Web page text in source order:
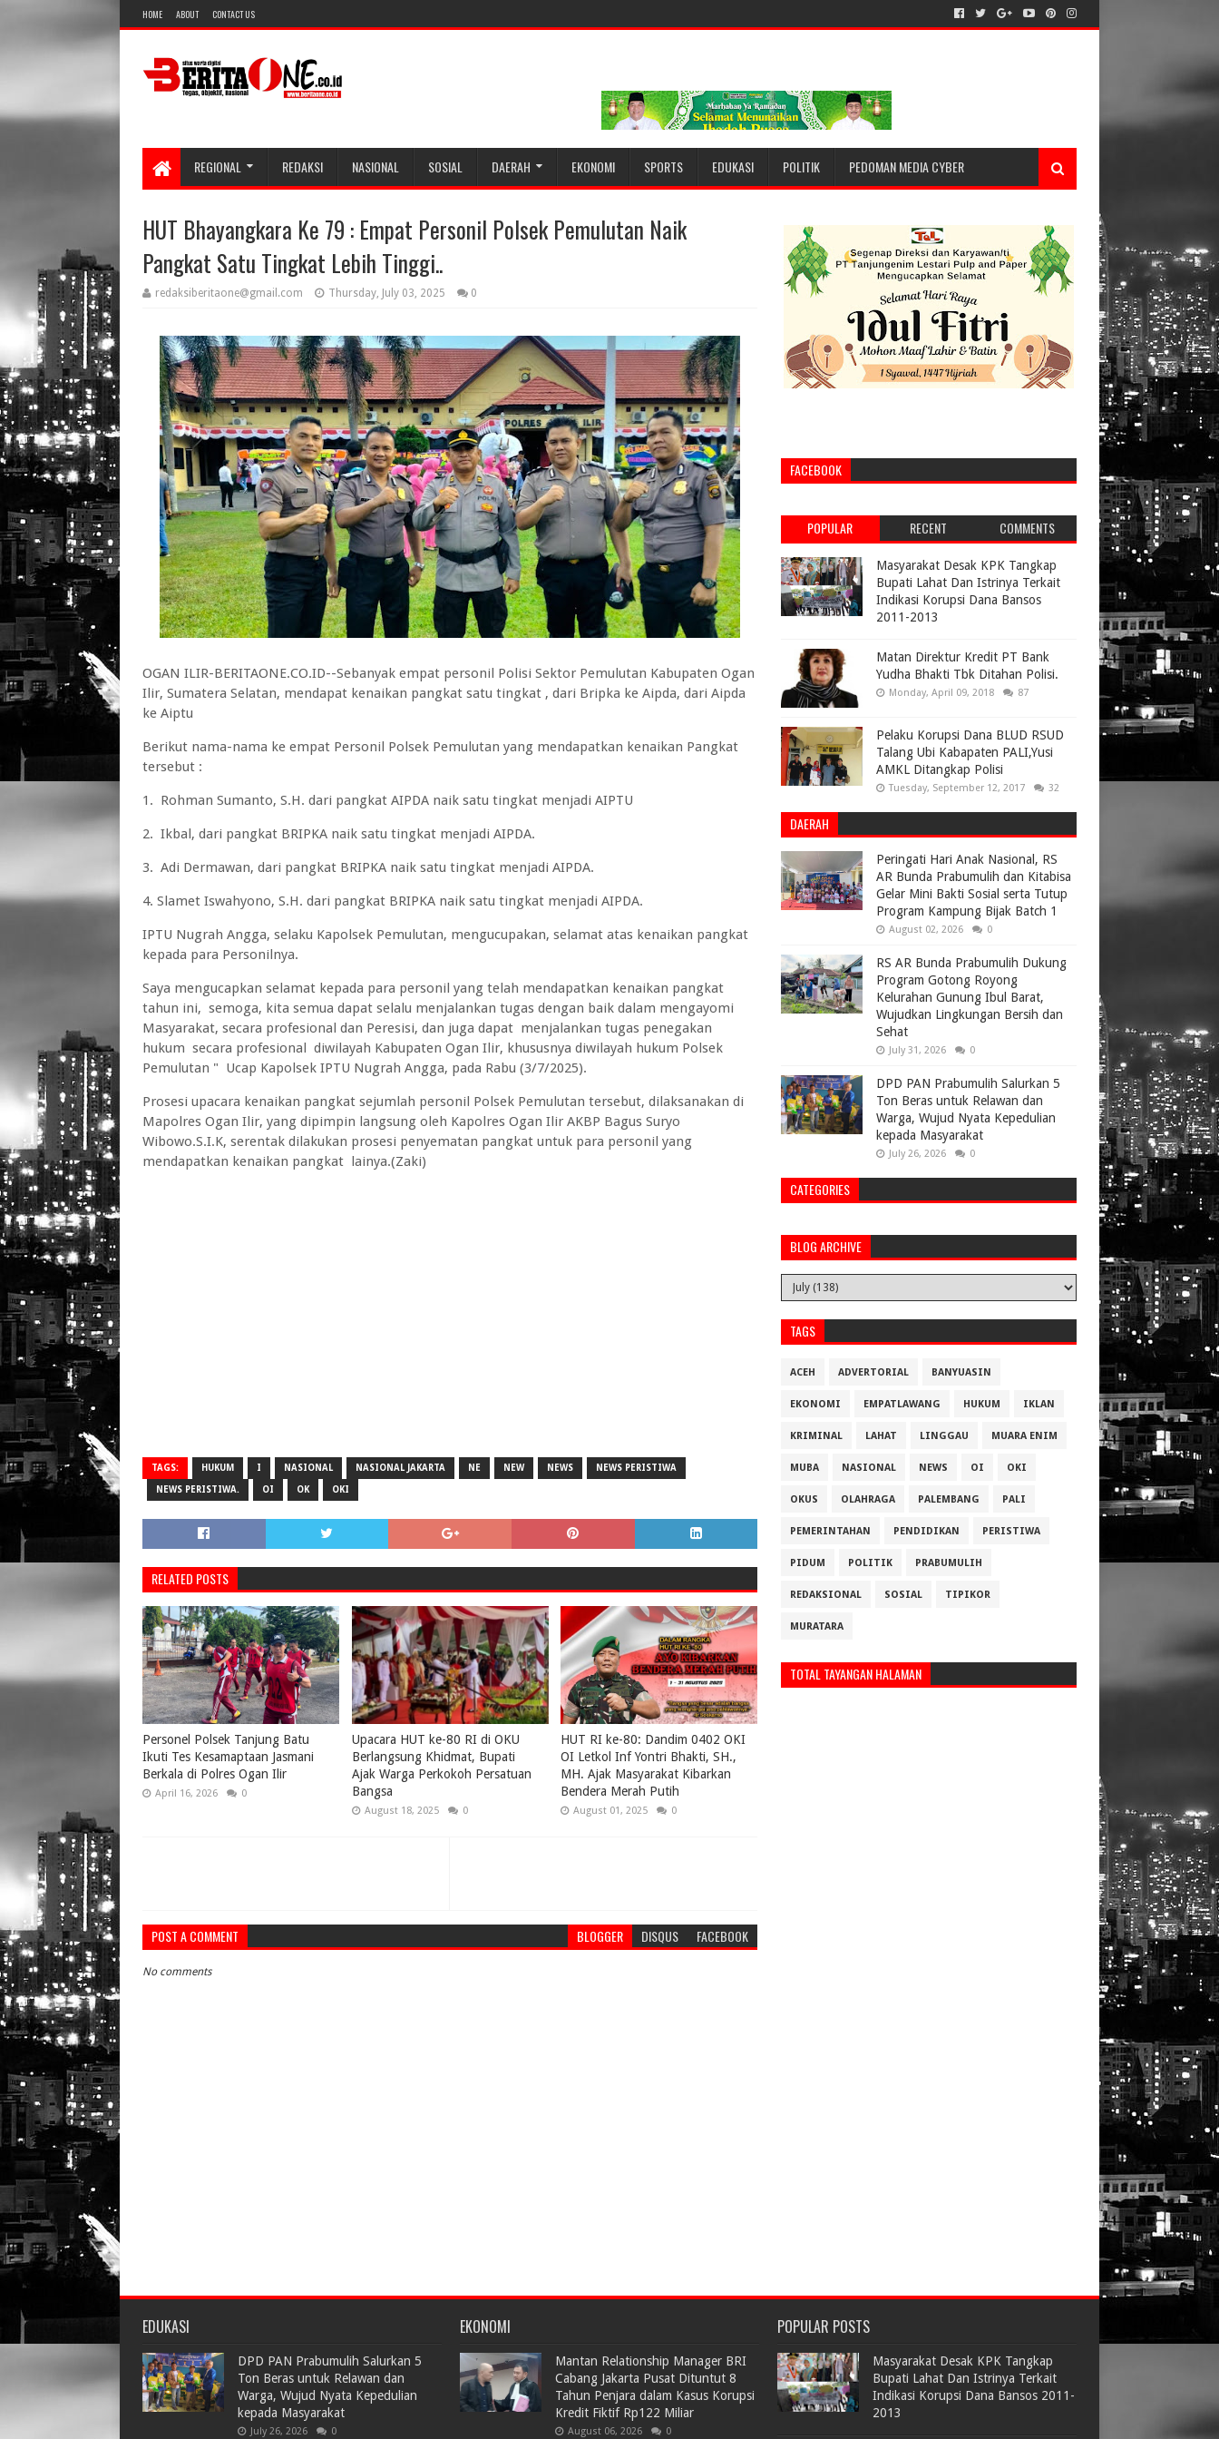
HOME ABOUT CONTACT US
REGIONAL REDAKSI NASIONAL SOSIAL DAERAH EKONOMI SPORTS EDUKASI POLITIK PEDOMAN MEDIA CYBER
HUT Bhayangkara Ke 79 : Empat Personil Polsek Pemulutan Naik
Pangkat Satu Tingkat Lebih Tinggi..
redaksiberitaone@gmail.com Thursday, July 03, 2025 0
OGAN ILIR-BERITAONE.CO.ID--Sebanyak empat personil Polisi Sektor Pemulutan Kabupaten Ogan
Ilir, Sumatera Selatan, mendapat kenaikan pangkat satu tingkat , dari Bripka ke Aipda, dari Aipda
ke Aiptu
Berikut nama-nama ke empat Personil Polsek Pemulutan yang mendapatkan kenaikan Pangkat
tersebut :
1. Rohman Sumanto, S.H. dari pangkat AIPDA naik satu tingkat menjadi AIPTU
2. Ikbal, dari pangkat BRIPKA naik satu tingkat menjadi AIPDA.
3. Adi Dermawan, dari pangkat BRIPKA naik satu tingkat menjadi AIPDA.
4. Slamet Iswahyono, S.H. dari pangkat BRIPKA naik satu tingkat menjadi AIPDA.
IPTU Nugrah Angga, selaku Kapolsek Pemulutan, mengucupakan, selamat atas kenaikan pangkat
kepada para Personilnya.
Saya mengucapkan selamat kepada para personil yang telah mendapatkan kenaikan pangkat
tahun ini, semoga, kita semua dapat selalu menjalankan tugas dengan baik dalam mengayomi
Masyarakat, secara profesional dan Peresisi, dan juga dapat menjalankan tugas penegakan
hukum secara profesional diwilayah Kabupaten Ogan Ilir, khususnya diwilayah hukum Polsek
Pemulutan " Ucap Kapolsek IPTU Nugrah Angga, pada Rabu (3/7/2025).
Prosesi upacara kenaikan pangkat sejumlah personil Polsek Pemulutan tersebut, dilaksanakan di
Mapolres Ogan Ilir, yang dipimpin langsung oleh Kapolres Ogan Ilir AKBP Bagus Suryo
Wibowo.S.I.K, serentak dilakukan prosesi penyematan pangkat untuk para personil yang
mendapatkan kenaikan pangkat lainya.(Zaki)
TAGS: HUKUM I NASIONAL NASIONAL JAKARTA NE NEW NEWS NEWS PERISTIWA
NEWS PERISTIWA. OI OK OKI
RELATED POSTS
Personel Polsek Tanjung Batu
Ikuti Tes Kesamaptaan Jasmani
Berkala di Polres Ogan Ilir
April 16, 2026 0
Upacara HUT ke-80 RI di OKU
Berlangsung Khidmat, Bupati
Ajak Warga Perkokoh Persatuan
Bangsa
August 18, 2025 0
HUT RI ke-80: Dandim 0402 OKI
OI Letkol Inf Yontri Bhakti, SH.,
MH. Ajak Masyarakat Kibarkan
Bendera Merah Putih
August 01, 2025 0
POST A COMMENT BLOGGER DISQUS FACEBOOK
No comments
FACEBOOK
POPULAR RECENT COMMENTS
Masyarakat Desak KPK Tangkap
Bupati Lahat Dan Istrinya Terkait
Indikasi Korupsi Dana Bansos
2011-2013
Matan Direktur Kredit PT Bank
Yudha Bhakti Tbk Ditahan Polisi.
Monday, April 09, 2018 87
Pelaku Korupsi Dana BLUD RSUD
Talang Ubi Kabapaten PALI,Yusi
AMKL Ditangkap Polisi
Tuesday, September 12, 2017 32
DAERAH
Peringati Hari Anak Nasional, RS
AR Bunda Prabumulih dan Kitabisa
Gelar Mini Bakti Sosial serta Tutup
Program Kampung Bijak Batch 1
August 02, 2026 0
RS AR Bunda Prabumulih Dukung
Program Gotong Royong
Kelurahan Gunung Ibul Barat,
Wujudkan Lingkungan Bersih dan
Sehat
July 31, 2026 0
DPD PAN Prabumulih Salurkan 5
Ton Beras untuk Relawan dan
Warga, Wujud Nyata Kepedulian
kepada Masyarakat
July 26, 2026 0
CATEGORIES
BLOG ARCHIVE
TAGS
ACEH ADVERTORIAL BANYUASIN
EKONOMI EMPATLAWANG HUKUM IKLAN
KRIMINAL LAHAT LINGGAU MUARA ENIM
MUBA NASIONAL NEWS OI OKI
OKUS OLAHRAGA PALEMBANG PALI
PEMERINTAHAN PENDIDIKAN PERISTIWA
PIDUM POLITIK PRABUMULIH
REDAKSIONAL SOSIAL TIPIKOR
MURATARA
TOTAL TAYANGAN HALAMAN
EDUKASI
DPD PAN Prabumulih Salurkan 5
Ton Beras untuk Relawan dan
Warga, Wujud Nyata Kepedulian
kepada Masyarakat
July 26, 2026 0
EKONOMI
Mantan Relationship Manager BRI
Cabang Jakarta Pusat Dituntut 8
Tahun Penjara dalam Kasus Korupsi
Kredit Fiktif Rp122 Miliar
August 06, 2026 0
POPULAR POSTS
Masyarakat Desak KPK Tangkap
Bupati Lahat Dan Istrinya Terkait
Indikasi Korupsi Dana Bansos 2011-
2013